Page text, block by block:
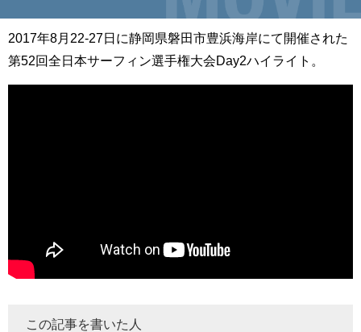
2017年8月22-27日に静岡県磐田市豊浜海岸にて開催された
第52回全日本サーフィン選手権大会Day2ハイライト。
この記事を書いた人